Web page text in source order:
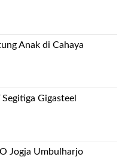
Anak di Cahaya
Gigasteel
Jogja Umbulharjo